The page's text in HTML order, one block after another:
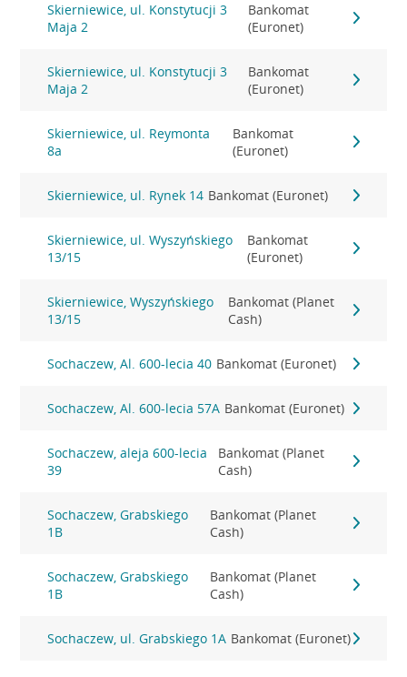
Skierniewice, ul. Konstytucji 3
Maja 2
Bankomat
(Euronet)
Skierniewice, ul. Konstytucji 3
Maja 2
Bankomat
(Euronet)
Skierniewice, ul. Reymonta
8a
Bankomat
(Euronet)
Skierniewice, ul. Rynek 14 Bankomat (Euronet)
Skierniewice, ul. Wyszyńskiego
13/15
Bankomat
(Euronet)
Skierniewice, Wyszyńskiego
13/15
Bankomat (Planet
Cash)
Sochaczew, Al. 600-lecia 40 Bankomat (Euronet)
Sochaczew, Al. 600-lecia 57A Bankomat (Euronet)
Sochaczew, aleja 600-lecia
39
Bankomat (Planet
Cash)
Sochaczew, Grabskiego
1B
Bankomat (Planet
Cash)
Sochaczew, Grabskiego
1B
Bankomat (Planet
Cash)
Sochaczew, ul. Grabskiego 1A Bankomat (Euronet)